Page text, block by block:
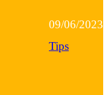
09/06/2023
Tips